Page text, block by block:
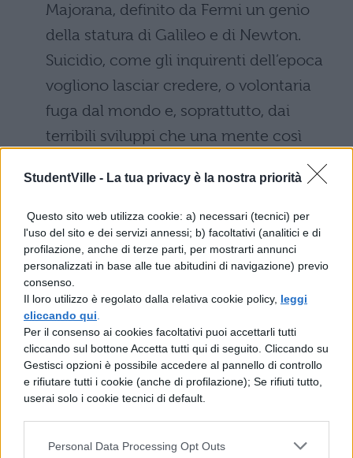
StudentVille - La tua privacy è la nostra priorità
Questo sito web utilizza cookie: a) necessari (tecnici) per
l'uso del sito e dei servizi annessi; b) facoltativi (analitici e di
profilazione, anche di terze parti, per mostrarti annunci
personalizzati in base alle tue abitudini di navigazione) previo
consenso.
Il loro utilizzo è regolato dalla relativa cookie policy, leggi
cliccando qui
Per il consenso ai cookies facoltativi puoi accettarli tutti
cliccando sul bottone Accetta tutti qui di seguito. Cliccando su
Gestisci opzioni è possibile accedere al pannello di controllo
e rifiutare tutti i cookie (anche di profilazione); Se rifiuti tutto,
userai solo i cookie tecnici di default.
Personal Data Processing Opt Outs
Majorana, definito da Fermi un genio
della statura di Galileo e di Newton.
Suicidio, come gli inquirenti dell’epoca
vogliono lasciar credere, o volontaria
fuga dal mondo e, soprattutto, dai
terribili sviluppi che una mente così
acuta e geniale può aver letto nel futuro
della scienza, prossima alla messa a
punto della bomba atomica?
Candido ovvero Un sogno fatto in
Sicilia
(1977): Candido Munafò nasce in
una grotta della Sicilia la notte dello
sbarco degli americani, nel 1943. E
questo romanzo ci fa seguire le vicende
della sua vita sino al 1977 in una serie di
capitoletti che rimandano a quelli del